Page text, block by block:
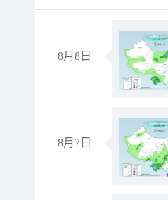
8月8日
8月7日